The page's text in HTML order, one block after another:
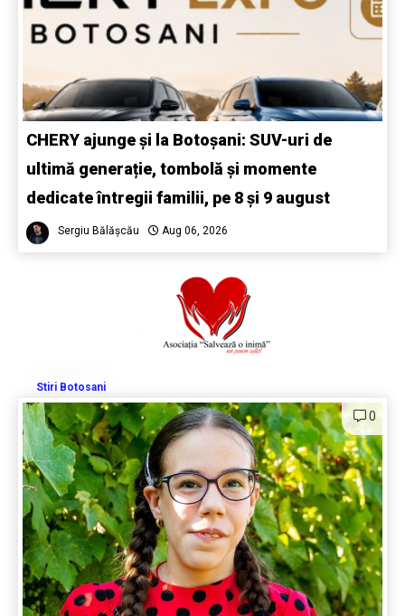
CHERY ajunge și la Botoșani: SUV-uri de
ultimă generație, tombolă și momente
dedicate întregii familii, pe 8 și 9 august
Sergiu Bălășcău Aug 06, 2026
Stiri Botosani
0